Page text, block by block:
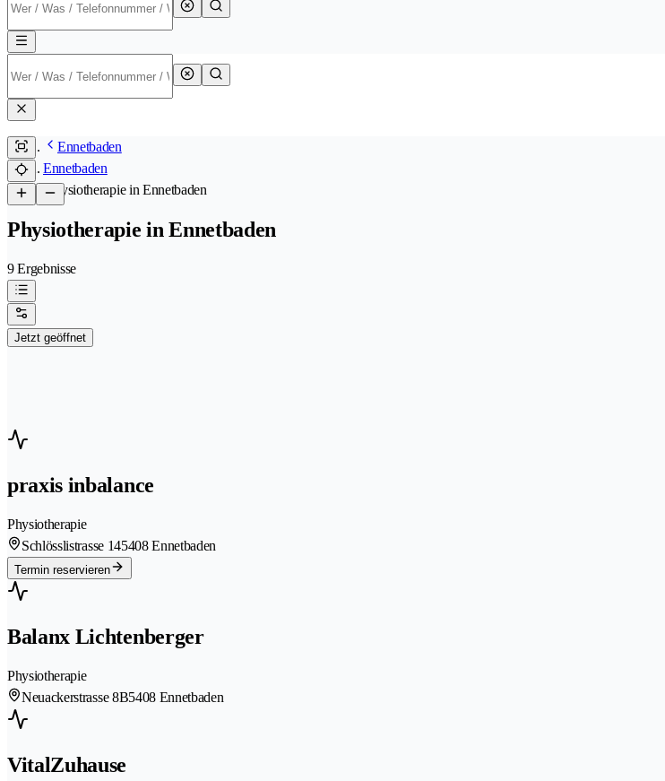
Ennetbaden
Ennetbaden
/Physiotherapie in Ennetbaden
Physiotherapie in Ennetbaden
9 Ergebnisse
Jetzt geöffnet
praxis inbalance
Physiotherapie
Schlösslistrasse 145408 Ennetbaden
Termin reservieren
Balanx Lichtenberger
Physiotherapie
Neuackerstrasse 8B5408 Ennetbaden
VitalZuhause